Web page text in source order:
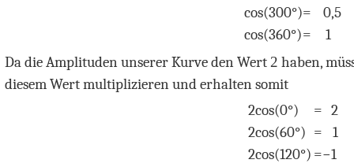
cos(300°)= 0,5
cos(360°)=
1
Da die Amplituden unserer Kurve den Wert2 haben,
diesem Wert multiplizieren und erhalten somit
2cos(0°) = 2
2cos(60°) =
1
2cos(120°) =−1